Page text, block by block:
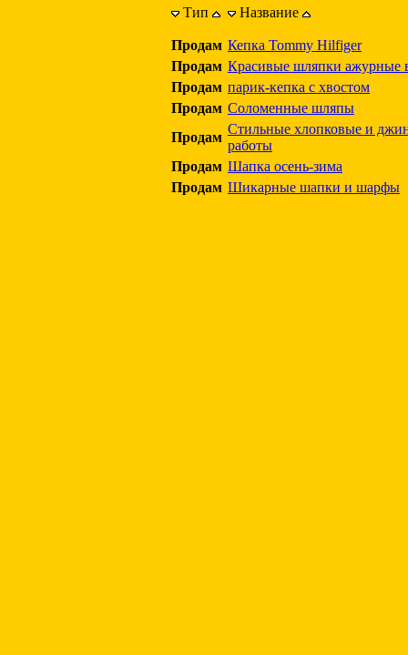
Тип
Название
Продам Кепка Tommy Hilfiger
Продам Красивые шляпки ажурные
Продам парик-кепка с хвостом
Продам Соломенные шляпы
Продам
Стильные хлопковые и
работы
Продам Шапка осень-зима
Продам Шикарные шапки и шарфы